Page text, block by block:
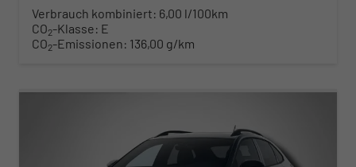
Verbrauch kombiniert: 6,00 l/100km
CO2-Klasse: E
CO2-Emissionen: 136,00 g/km